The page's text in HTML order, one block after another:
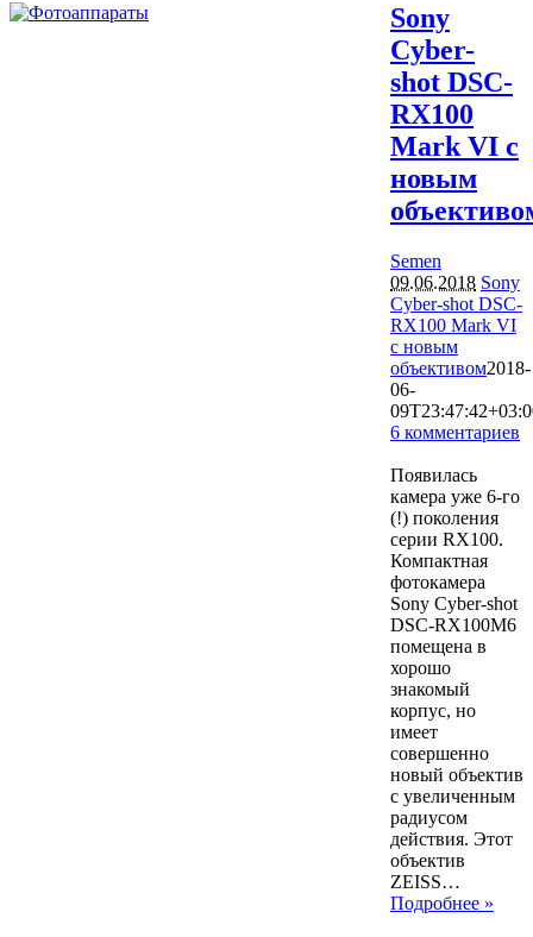
Sony
Cyber-
shot DSC-
RX100
Mark VI с
новым
Semen
09.06.2018 Sony
Cyber-shot DSC-
RX100 Mark VI
с новым
объективом2018-
06-
6 комментариев
Появилась
камера уже 6-го
(!) поколения
серии RX100.
Компактная
фотокамера
Sony Cyber-shot
DSC-RX100M6
помещена в
хорошо
знакомый
корпус, но
имеет
совершенно
новый объектив
с увеличенным
радиусом
действия. Этот
объектив
ZEISS…
Подробнее »